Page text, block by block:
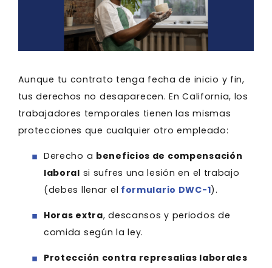
Aunque tu contrato tenga fecha de inicio y fin,
tus derechos no desaparecen. En California, los
trabajadores temporales tienen las mismas
protecciones que cualquier otro empleado:
Derecho a beneficios de compensación
laboral si sufres una lesión en el trabajo
(debes llenar el formulario DWC-1).
Horas extra, descansos y periodos de
comida según la ley.
Protección contra represalias laborales